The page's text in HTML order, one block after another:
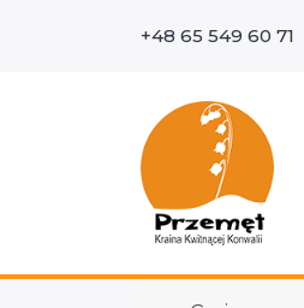
+48 65 549 60 71